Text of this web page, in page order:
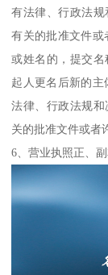
有法律、行政法
有关的批准文件或
或姓名的，提交
起人更名后新的
法律、行政法规
关的批准文件或者
6、营业执照正、